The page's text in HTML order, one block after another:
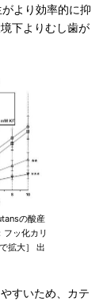
より効率的に抑
下よりむし歯が
の酸産
ッ化カリ
拡大］ 出
すいため、カテ